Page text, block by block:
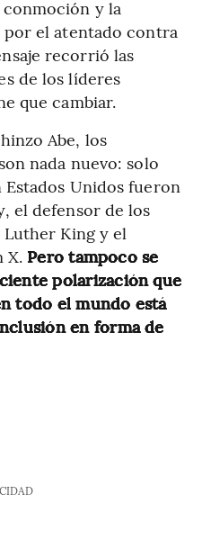
y la
por el atentado contra
recorrió las
de los líderes
que cambiar.
Abe, los
nada nuevo: solo
Estados Unidos fueron
el defensor de los
King y el
X. Pero tampoco se
polarización que
todo el mundo está
en forma de